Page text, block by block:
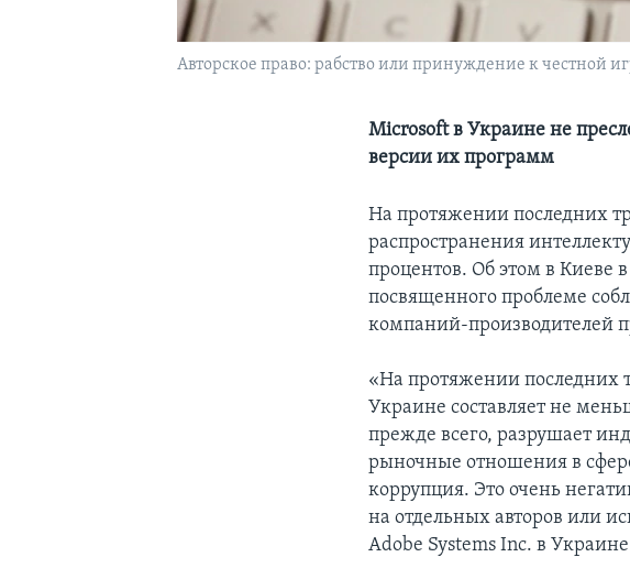
Авторское право: рабство или принуждение к честной
Microsoft в Украине не
версии их программ
На протяжении последних
распространения
процентов. Об этом в Киеве
посвященного проблеме
компаний-производителей
«На протяжении последних
Украине составляет не
прежде всего, разрушает
рыночные отношения в
коррупция. Это очень
на отдельных авторов или
Adobe Systems Inc. в